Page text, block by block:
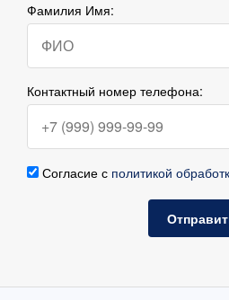
Фамилия Имя:
Контактный номер телефона:
Согласие с политикой